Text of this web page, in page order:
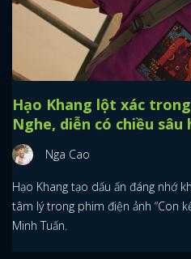
Hạo Khang lột xác
Nghe, diễn có chiều sâu
Nga Cao
Hạo Khang tạo dấu ấn đáng nhớ
tâm lý trong phim điện ảnh “Con
Minh Tuấn.